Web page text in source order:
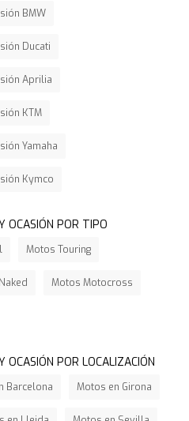
BMW
Ducati
Aprilia
KTM
Yamaha
Kymco
OCASIÓN POR TIPO
Motos Touring
Motos Motocross
POR LOCALIZACIÓN
Barcelona Motos en Girona